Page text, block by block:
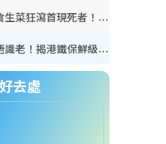
奪命寄生蟲｜食生菜狂瀉首現死者！疫潮惡化錄1.8萬宗病例 揭洗菜3大謬誤
內地客歎港人唔識老！揭港鐵保鮮級冷氣 港人求放過：咪投訴
去處